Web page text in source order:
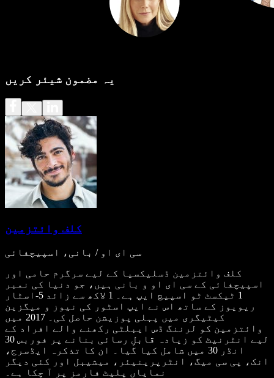
یہ مضمون شیئر کریں
کلف وائتزمین
سی ای او / بانی، اسپیچفائی
کلف وائتزمین ڈسلیکسیا کے لیے سرگرم حامی اور
اسپیچفائی کے سی ای او و بانی ہیں، جو دنیا کی نمبر
1 ٹیکسٹ ٹو اسپیچ ایپ ہے۔ 1 لاکھ سے زائد 5-اسٹار
ریویوز کے ساتھ اس نے ایپ اسٹور کی نیوز و میگزین
کیٹیگری میں پہلی پوزیشن حاصل کی۔ 2017 میں
وائتزمین کو لرننگ ڈس ایبلٹی رکھنے والے افراد کے
لیے انٹرنیٹ کو زیادہ قابلِ رسائی بنانے پر فوربس 30
انڈر 30 میں شامل کیا گیا۔ ان کا تذکرہ ایڈسرج،
انک، پی سی میگ، انٹرپرینیئر، میشیبل اور کئی دیگر
نمایاں پلیٹ فارمز پر آ چکا ہے۔